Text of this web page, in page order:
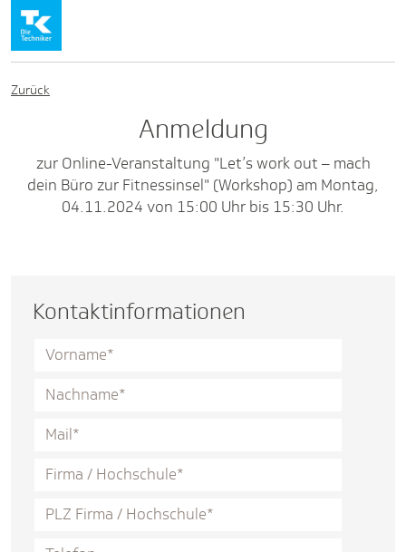
Zurück
Anmeldung
zur Online-Veranstaltung "Let’s work out – mach
dein Büro zur Fitnessinsel" (Workshop) am Montag,
04.11.2024 von 15:00 Uhr bis 15:30 Uhr.
Kontaktinformationen